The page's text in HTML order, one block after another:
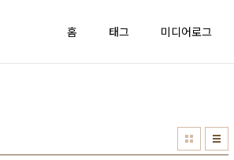
홈 태그 미디어로그